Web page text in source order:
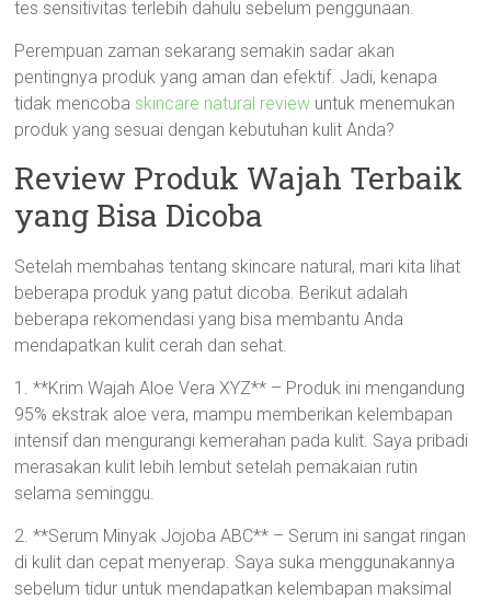
tes sensitivitas terlebih dahulu sebelum penggunaan.
Perempuan zaman sekarang semakin sadar akan
pentingnya produk yang aman dan efektif. Jadi, kenapa
tidak mencoba skincare natural review untuk menemukan
produk yang sesuai dengan kebutuhan kulit Anda?
Review Produk Wajah Terbaik
yang Bisa Dicoba
Setelah membahas tentang skincare natural, mari kita lihat
beberapa produk yang patut dicoba. Berikut adalah
beberapa rekomendasi yang bisa membantu Anda
mendapatkan kulit cerah dan sehat.
1. **Krim Wajah Aloe Vera XYZ** – Produk ini mengandung
95% ekstrak aloe vera, mampu memberikan kelembapan
intensif dan mengurangi kemerahan pada kulit. Saya pribadi
merasakan kulit lebih lembut setelah pemakaian rutin
selama seminggu.
2. **Serum Minyak Jojoba ABC** – Serum ini sangat ringan
di kulit dan cepat menyerap. Saya suka menggunakannya
sebelum tidur untuk mendapatkan kelembapan maksimal